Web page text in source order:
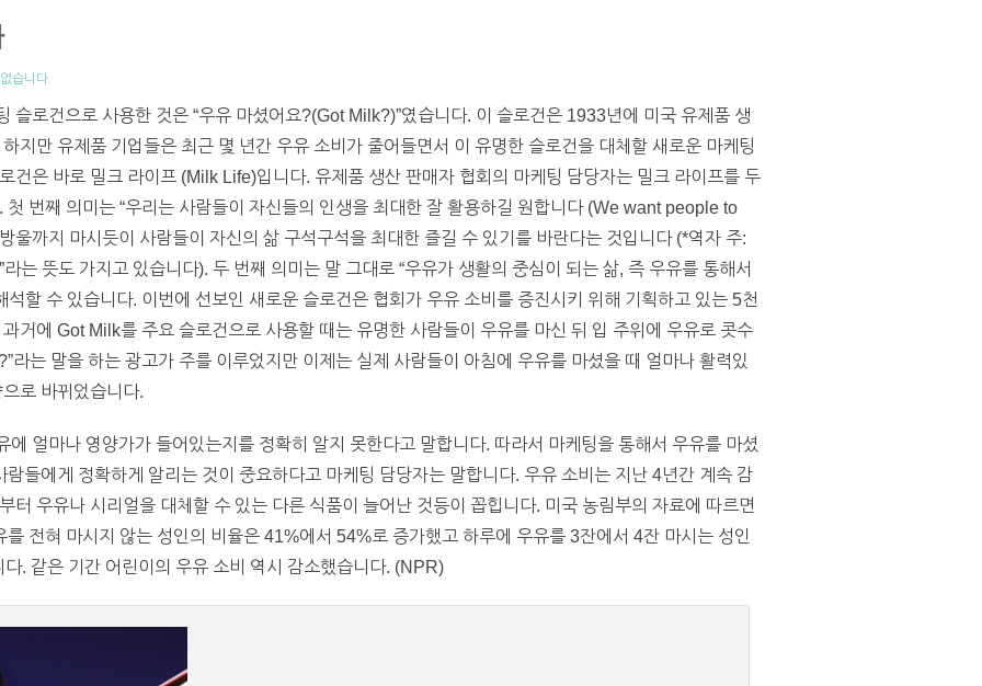
습니다
슬로건으로 사용한 것은 “우유 마셨어요?(Got Milk?)”였습니다. 이 슬로건은 1933년에 미국 유제품 생
지만 유제품 기업들은 최근 몇 년간 우유 소비가 줄어들면서 이 유명한 슬로건을 대체할 새로운 마케팅
건은 바로 밀크 라이프 (Milk Life)입니다. 유제품 생산 판매자 협회의 마케팅 담당자는 밀크 라이프를 두
번째 의미는 “우리는 사람들이 자신들의 인생을 최대한 잘 활용하길 원합니다 (We want people to
울까지 마시듯이 사람들이 자신의 삶 구석구석을 최대한 즐길 수 있기를 바란다는 것입니다 (*역자 주:
는 뜻도 가지고 있습니다). 두 번째 의미는 말 그대로 “우유가 생활의 중심이 되는 삶, 즉 우유를 통해서
석할 수 있습니다. 이번에 선보인 새로운 슬로건은 협회가 우유 소비를 증진시키 위해 기획하고 있는 5천
거에 Got Milk를 주요 슬로건으로 사용할 때는 유명한 사람들이 우유를 마신 뒤 입 주위에 우유로 콧수
라는 말을 하는 광고가 주를 이루었지만 이제는 실제 사람들이 아침에 우유를 마셨을 때 얼마나 활력있
로 바뀌었습니다.
에 얼마나 영양가가 들어있는지를 정확히 알지 못한다고 말합니다. 따라서 마케팅을 통해서 우유를 마셨
들에게 정확하게 알리는 것이 중요하다고 마케팅 담당자는 말합니다. 우유 소비는 지난 4년간 계속 감
터 우유나 시리얼을 대체할 수 있는 다른 식품이 늘어난 것등이 꼽힙니다. 미국 농림부의 자료에 따르면
전혀 마시지 않는 성인의 비율은 41%에서 54%로 증가했고 하루에 우유를 3잔에서 4잔 마시는 성인
. 같은 기간 어린이의 우유 소비 역시 감소했습니다. (NPR)